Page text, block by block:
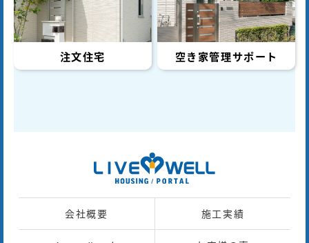
注文住宅 空き家管理サポート
会社概要 施工実績